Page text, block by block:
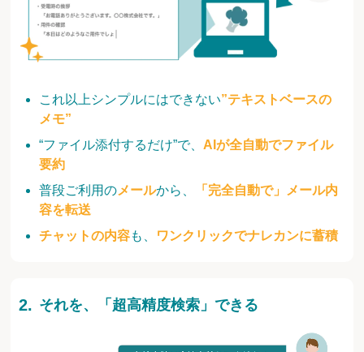
これ以上シンプルにはできない”テキストベースの
メモ”
“ファイル添付するだけ”で、 AIが全自動でファイル
要約
普段ご利用のメールから、
「完全自動で」メール内
容を転送
チャットの内容も、 ワンクリックでナレカンに蓄積
それを、「超高精度検索」できる